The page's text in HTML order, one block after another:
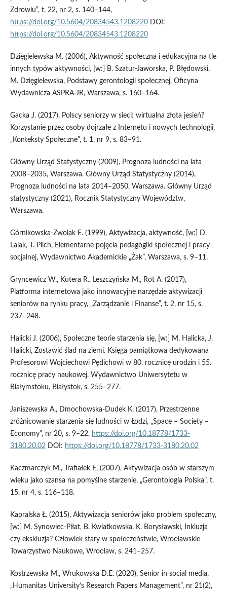
Zdrowiu”, t. 22, nr 2, s. 140–144,
https://doi.org/10.5604/20834543.1208220DOI:
https://doi.org/10.5604/20834543.1208220
Dzięgielewska M. (2006), Aktywność społeczna i edukacyjna na tle
innych typów aktywności, [w:] B. Szatur‑Jaworska, P. Błędowski,
M. Dzięgielewska, Podstawy gerontologii społecznej, Oficyna
Wydawnicza ASPRA‑JR, Warszawa, s. 160–164.
Gacka J. (2017), Polscy seniorzy w sieci: wirtualna złota jesień?
Korzystanie przez osoby dojrzałe z Internetu i nowych technologii,
„Konteksty Społeczne”, t. 1, nr 9, s. 83–91.
Główny Urząd Statystyczny (2009), Prognoza ludności na lata
2008–2035, Warszawa. Główny Urząd Statystyczny (2014),
Prognoza ludności na lata 2014–2050, Warszawa. Główny Urząd
statystyczny (2021), Rocznik Statystyczny Województw,
Warszawa.
Górnikowska‑Zwolak E. (1999), Aktywizacja, aktywność, [w:] D.
Lalak, T. Pilch, Elementarne pojęcia pedagogiki społecznej i pracy
socjalnej, Wydawnictwo Akademickie „Żak”, Warszawa, s. 9–11.
Gryncewicz W., Kutera R., Leszczyńska M., Rot A. (2017),
Platforma internetowa jako innowacyjne narzędzie aktywizacji
seniorów na rynku pracy, „Zarządzanie i Finanse”, t. 2, nr 15, s.
237–248.
Halicki J. (2006), Społeczne teorie starzenia się, [w:] M. Halicka, J.
Halicki, Zostawić ślad na ziemi. Księga pamiątkowa dedykowana
Profesorowi Wojciechowi Pędichowi w 80. rocznicę urodzin i 55.
rocznicę pracy naukowej, Wydawnictwo Uniwersytetu w
Białymstoku, Białystok, s. 255–277.
Janiszewska A., Dmochowska‑Dudek K. (2017), Przestrzenne
zróżnicowanie starzenia się ludności w Łodzi, „Space – Society –
Economy”, nr 20, s. 9–22, https://doi.org/10.18778/1733-
3180.20.02DOI: https://doi.org/10.18778/1733-3180.20.02
Kaczmarczyk M., Trafiałek E. (2007), Aktywizacja osób w starszym
wieku jako szansa na pomyślne starzenie, „Gerontologia Polska”, t.
15, nr 4, s. 116–118.
Kapralska Ł. (2015), Aktywizacja seniorów jako problem społeczny,
[w:] M. Synowiec‑Piłat, B. Kwiatkowska, K. Borysławski, Inkluzja
czy ekskluzja? Człowiek stary w społeczeństwie, Wrocławskie
Towarzystwo Naukowe, Wrocław, s. 241–257.
Kostrzewska M., Wrukowska D.E. (2020), Senior in social media,
„Humanitas University’s Research Papers Management”, nr 21(2),